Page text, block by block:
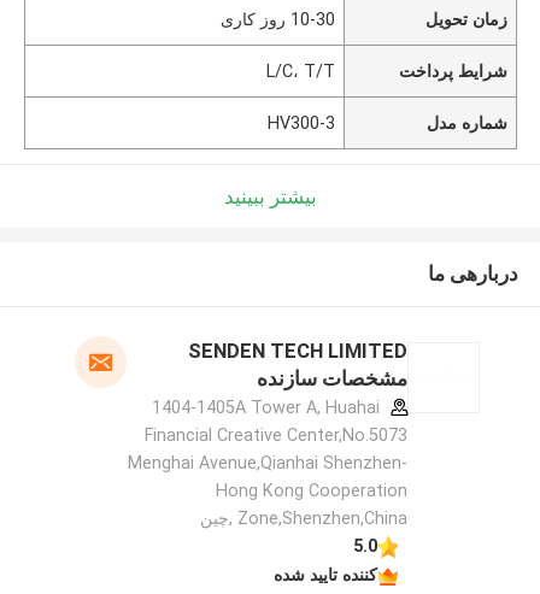
زمان تحویل 10-30 روز کاری
شرایط پرداخت L/C، T/T
شماره مدل HV300-3
بیشتر ببینید
دربارهی ما
SENDEN TECH LIMITED
مشخصات سازنده
1404-1405A Tower A, Huahai
Financial Creative Center,No.5073
Menghai Avenue,Qianhai Shenzhen-
Hong Kong Cooperation
Zone,Shenzhen,China ,چین
5.0
کننده تایید شده